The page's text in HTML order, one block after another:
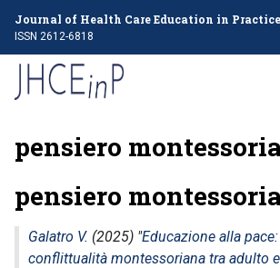
Journal of Health Care Education in Practice
ISSN 2612-6818
pensiero
pensiero
Galatro V. (2025) "Educazione alla
conflittualità montessoriana tra adulto